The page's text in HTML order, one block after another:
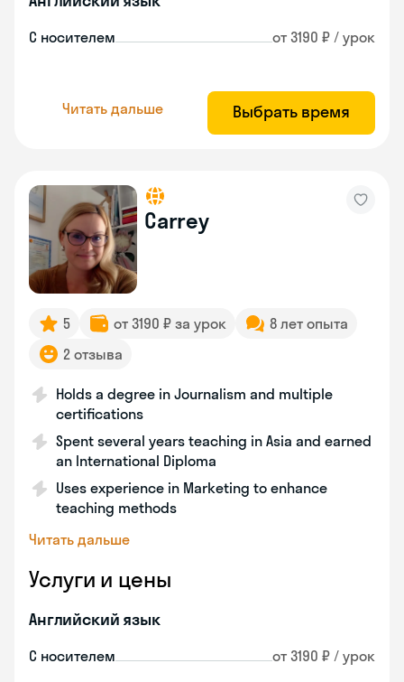
С носителем от 3190 ₽ / урок
Читать дальше Выбрать время
Carrey
5 от 3190 ₽ за урок
8 лет опыта
2 отзыва
Holds a degree in Journalism and multiple
certifications
Spent several years teaching in Asia and earned
an International Diploma
Uses experience in Marketing to enhance
teaching methods
Читать дальше
Услуги и цены
Английский язык
С носителем от 3190 ₽ / урок